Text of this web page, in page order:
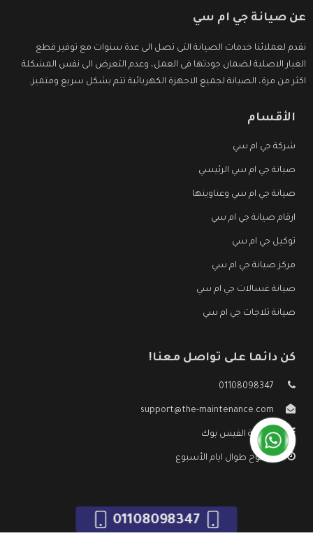
عن صيانة جي ام سي
نقدم لعملائنا خدمات الصيانة التى تصل الى عدة سنوات مع توفير قطع
الغيار الاصلية لضمان جودتها فى العمل، وعدم التعرض الى نفس المشكلة
اكثر من مرة، الصيانة لجميع الاجهزة الكهربائية تتم بشكل سريع ومتميز.
الأقسام
شركة جي ام سي
صيانة جي ام سي الرئيسي
صيانة جي ام سي وعناوينها
ارقام صيانة جي ام سي
توكيل جي ام سي
مركز صيانة جي ام سي
صيانة غسالات جي ام سي
صيانة ثلاجات جي ام سي
كن دائما على تواصل معنا!
01108098347
support@the-maintenance.com
صفحة الفيس بوك
مفتوح طوال ايام الأسبوع
01108098347